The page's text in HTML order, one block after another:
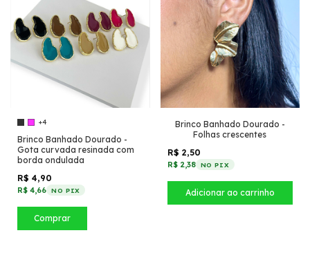
+4
Brinco Banhado Dourado -
Gota curvada resinada com
borda ondulada
R$ 4,90
R$ 4,66 NO PIX
Comprar
Brinco Banhado Dourado -
Folhas crescentes
R$ 2,50
R$ 2,38 NO PIX